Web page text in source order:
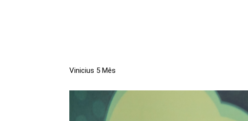
Vinicius 5 Mês